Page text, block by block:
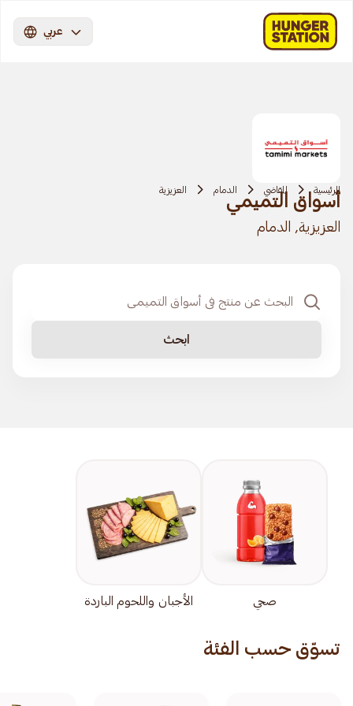
عربي
الرئيسية المقاضي الدمام العزيزية
أسواق التميمي
العزيزية, الدمام
ابحث
صحي الأجبان واللحوم الباردة
تسوّق حسب الفئة